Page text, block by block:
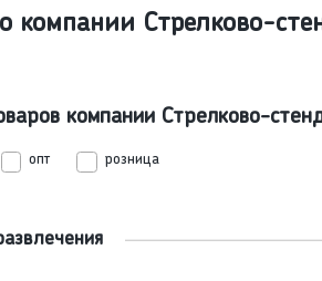
компании Стрелково-
компании Стрелково-
опт розница